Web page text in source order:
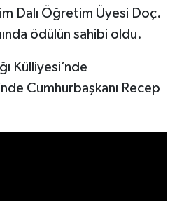
Dalı Öğretim Üyesi Doç.
ödülün sahibi oldu.
Külliyesi’nde
Cumhurbaşkanı Recep